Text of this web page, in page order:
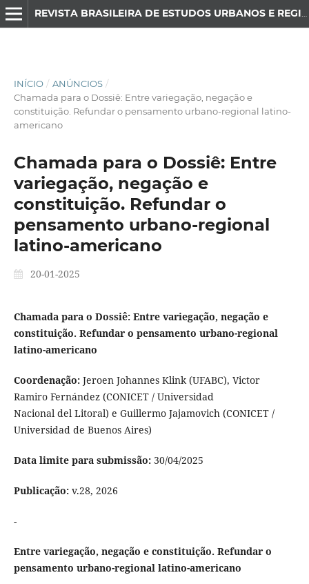
INÍCIO / ANÚNCIOS /
Chamada para o Dossiê: Entre variegação, negação e
constituição. Refundar o pensamento urbano-regional latino-
americano
Chamada para o Dossiê: Entre
variegação, negação e
constituição. Refundar o
pensamento urbano-regional
latino-americano
20-01-2025
Chamada para o Dossiê: Entre variegação, negação e
constituição. Refundar o pensamento urbano-regional
latino-americano
Coordenação: Jeroen Johannes Klink (UFABC), Victor
Ramiro Fernández (CONICET / Universidad
Nacional del Litoral) e Guillermo Jajamovich (CONICET /
Universidad de Buenos Aires)
Data limite para submissão: 30/04/2025
Publicação:v.28, 2026
-
Entre variegação, negação e constituição. Refundar o
pensamento urbano-regional latino-americano